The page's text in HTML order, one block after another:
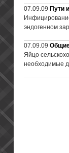
07.09.09 Пути
эндогенном
07.09.09
Яйцо
необходимые